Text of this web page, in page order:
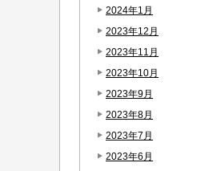
2024年1月
2023年12月
2023年11月
2023年10月
2023年9月
2023年8月
2023年7月
2023年6月